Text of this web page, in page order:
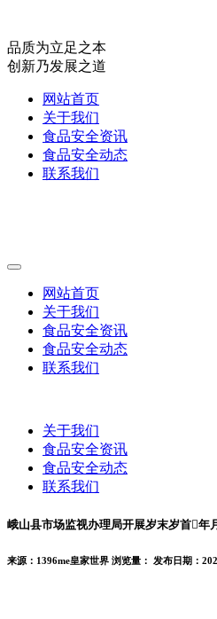
品质为立足之本
创新乃发展之道
网站首页
关于我们
食品安全资讯
食品安全动态
联系我们
网站首页
关于我们
食品安全资讯
食品安全动态
联系我们
关于我们
食品安全资讯
食品安全动态
联系我们
峨山县市场监视办理局开展岁末岁首年
来源：1396me皇家世界 浏览量： 发布日期：